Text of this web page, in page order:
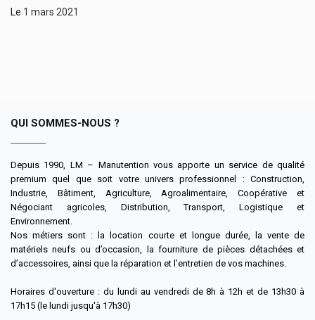
Le 1 mars 2021
QUI SOMMES-NOUS ?
Depuis 1990, LM – Manutention vous apporte un service de qualité
premium quel que soit votre univers professionnel : Construction,
Industrie, Bâtiment, Agriculture, Agroalimentaire, Coopérative et
Négociant agricoles, Distribution, Transport, Logistique et
Environnement.
Nos métiers sont : la location courte et longue durée, la vente de
matériels neufs ou d’occasion, la fourniture de pièces détachées et
d’accessoires, ainsi que la réparation et l’entretien de vos machines.
Horaires d'ouverture : du lundi au vendredi de 8h à 12h et de 13h30 à
17h15 (le lundi jusqu'à 17h30)